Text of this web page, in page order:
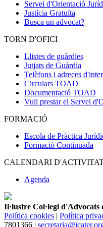
Servei d'Orientació
Justícia Gratuïta
Busca un advocat?
TORN D'OFICI
Llistes de guàrdies
Jutjats de Guàrdia
Telèfons i adreces
Circulars TOAD
Documentació TOAD
Vull prestar el Servei
FORMACIÓ
Escola de Pràctica
Formació Continuada
CALENDARI
Agenda
Il·lustre Col·legi d'Advocats
Política cookies | Política
7801366 |